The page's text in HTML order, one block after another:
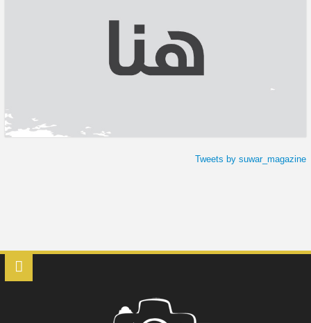
Tweets by suwar_magazine